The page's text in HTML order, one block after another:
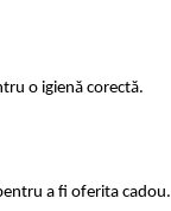
o igienă corectă.
a fi oferita cadou.